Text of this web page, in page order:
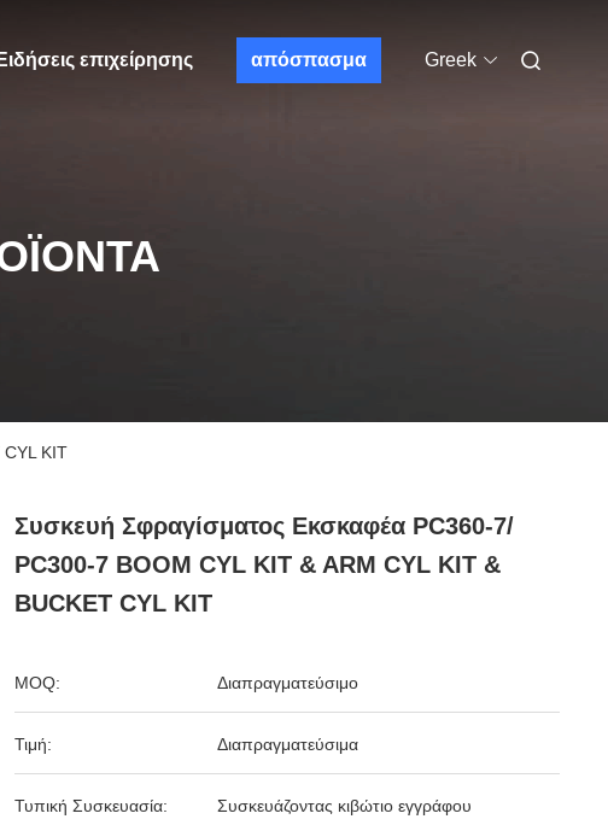
Ειδήσεις επιχείρησης απόσπασμα Greek
CYL KIT
Συσκευή Σφραγίσματος Εκσκαφέα PC360-7/
PC300-7 BOOM CYL KIT & ARM CYL KIT &
BUCKET CYL KIT
MOQ: Διαπραγματεύσιμο
Τιμή: Διαπραγματεύσιμα
Τυπική Συσκευασία: Συσκευάζοντας κιβώτιο εγγράφου